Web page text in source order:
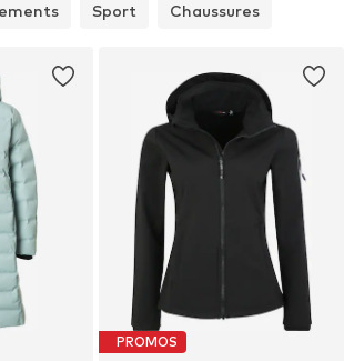
Sport Chaussures
PROMOS